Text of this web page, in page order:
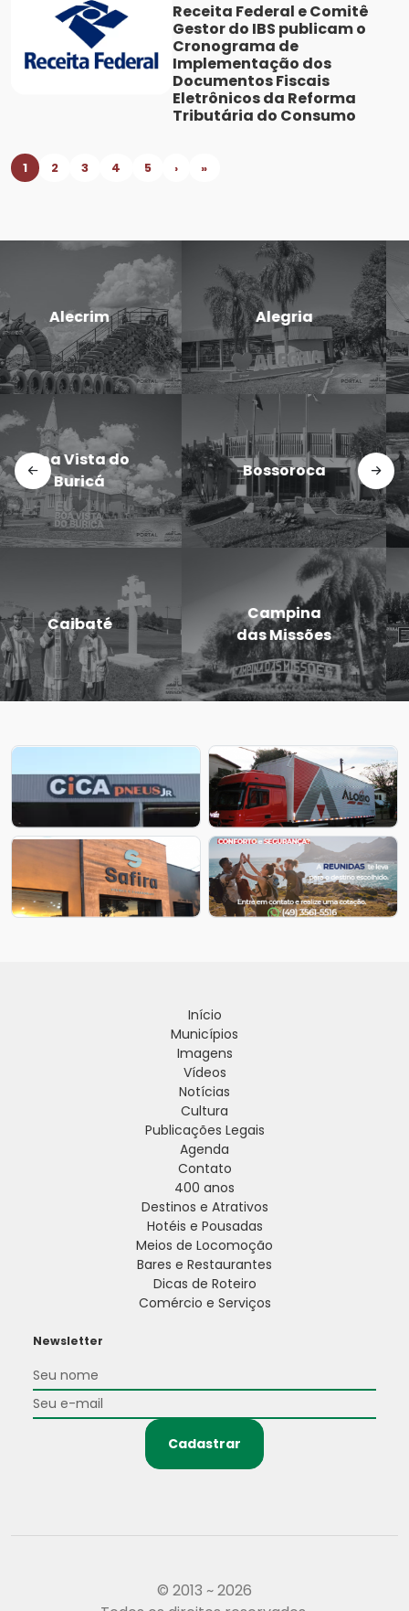
Receita Federal e Comitê
Gestor do IBS publicam o
Cronograma de
Implementação dos
Documentos Fiscais
Eletrônicos da Reforma
Tributária do Consumo
1 2 3 4 5 › »
Candido
Godói
Cerro Largo
Dezesseis de
Novembro
Doutor
Maurício
Cardoso
Entre-Ijuís
Eugênio de
Castro
Início
Municípios
Imagens
Vídeos
Notícias
Cultura
Publicações Legais
Agenda
Contato
400 anos
Destinos e Atrativos
Hotéis e Pousadas
Meios de Locomoção
Bares e Restaurantes
Dicas de Roteiro
Comércio e Serviços
Newsletter
Cadastrar
© 2013 ~ 2026